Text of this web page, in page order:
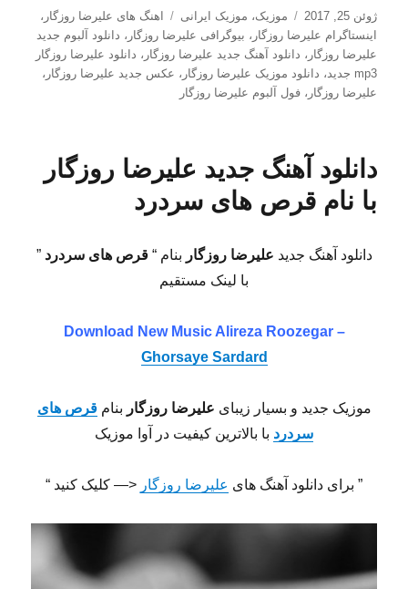
ارسال
شده
در
ژوئن 25, 2017 دسته‌ها
موزیک، موزیک ایرانی برچسب‌ها
اهنگ های علیرضا روزگار ،
اینستاگرام علیرضا روزگار ، بیوگرافی علیرضا روزگار ، دانلود آلبوم جدید
علیرضا روزگار ، دانلود آهنگ جدید علیرضا روزگار ، دانلود علیرضا روزگار
mp3 جدید
، دانلود موزیک علیرضا روزگار ، عکس جدید علیرضا روزگار ،
علیرضا روزگار ،فول آلبوم علیرضا روزگار
دانلود آهنگ جدید علیرضا روزگار
با نام قرص های سردرد
دانلود آهنگ جدید علیرضا روزگار بنام “ قرص های سردرد”
با لینک مستقیم
Download New Music Alireza Roozegar –
Ghorsaye Sardard
موزیک جدید و بسیار زیبای علیرضا روزگار بنام قرص های
سردرد با بالاترین کیفیت در آوا موزیک
” برای دانلود آهنگ های علیرضا روزگار <— کلیک کنید “